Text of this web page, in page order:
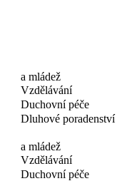
a mládež
Vzdělávání
Duchovní péče
Dluhové poradenství
a mládež
Vzdělávání
Duchovní péče